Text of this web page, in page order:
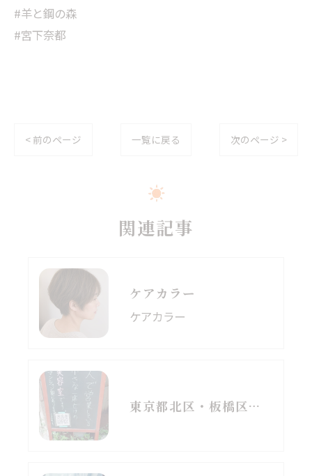
#羊と鋼の森
#宮下奈都
< 前のページ 一覧に戻る 次のページ >
関連記事
ケアカラー
ケアカラー
東京都北区・板橋区でヘアマニキュアをお探しの方へ｜頭皮がしみる方のための白髪染めという選択肢